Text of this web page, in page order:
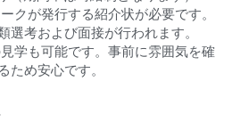
クが発行する紹介状が必要です。
選考および面接が行われます。
学も可能です。事前に雰囲気を確
ため安心です。